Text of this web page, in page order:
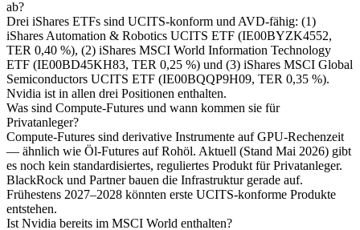
ab?
Drei iShares ETFs sind UCITS-konform und AVD-fähig: (1)
iShares Automation & Robotics UCITS ETF (IE00BYZK4552,
TER 0,40 %), (2) iShares MSCI World Information Technology
ETF (IE00BD45KH83, TER 0,25 %) und (3) iShares MSCI Global
Semiconductors UCITS ETF (IE00BQQP9H09, TER 0,35 %).
Nvidia ist in allen drei Positionen enthalten.
Was sind Compute-Futures und wann kommen sie für
Privatanleger?
Compute-Futures sind derivative Instrumente auf GPU-Rechenzeit
— ähnlich wie Öl-Futures auf Rohöl. Aktuell (Stand Mai 2026) gibt
es noch kein standardisiertes, reguliertes Produkt für Privatanleger.
BlackRock und Partner bauen die Infrastruktur gerade auf.
Frühestens 2027–2028 könnten erste UCITS-konforme Produkte
entstehen.
Ist Nvidia bereits im MSCI World enthalten?